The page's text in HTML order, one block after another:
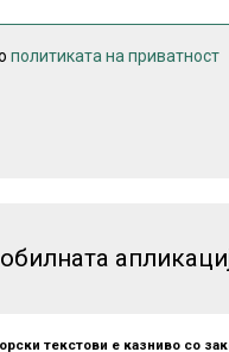
политиката на приватност
текстови е казниво со